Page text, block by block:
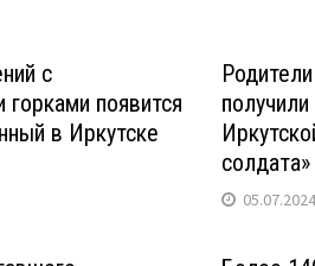
с
горками появится
в Иркутске
солдата»
05.07.2024